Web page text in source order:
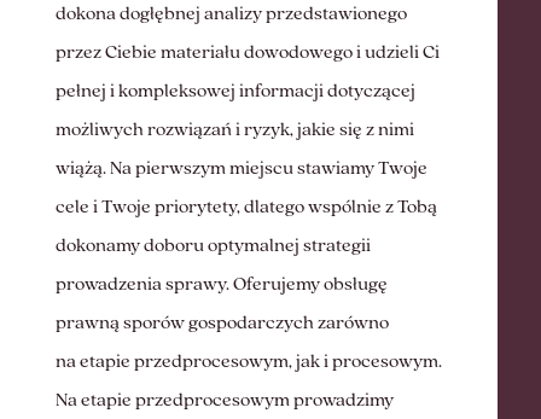
dokona dogłębnej analizy przedstawionego
przez Ciebie materiału dowodowego i udzieli Ci
pełnej i kompleksowej informacji dotyczącej
możliwych rozwiązań i ryzyk, jakie się z nimi
wiążą. Na pierwszym miejscu stawiamy Twoje
cele i Twoje priorytety, dlatego wspólnie z Tobą
dokonamy doboru optymalnej strategii
prowadzenia sprawy. Oferujemy obsługę
prawną sporów gospodarczych zarówno
na etapie przedprocesowym, jak i procesowym.
Na etapie przedprocesowym prowadzimy